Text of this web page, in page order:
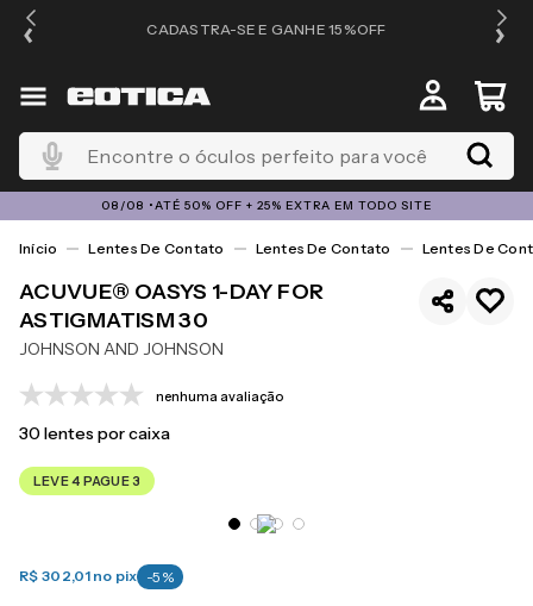
CADASTRA-SE E GANHE 15%OFF
Encontre o óculos perfeito para você
08/08 •ATÉ 50% OFF + 25% EXTRA EM TODO SITE
Lentes De Contato Lentes De Contato Lentes De
ACUVUE® OASYS 1-DAY FOR
ASTIGMATISM 30
JOHNSON AND JOHNSON
nenhuma avaliação
30lentes por caixa
LEVE 4 PAGUE 3
R$ 302,01 no pix -5 %